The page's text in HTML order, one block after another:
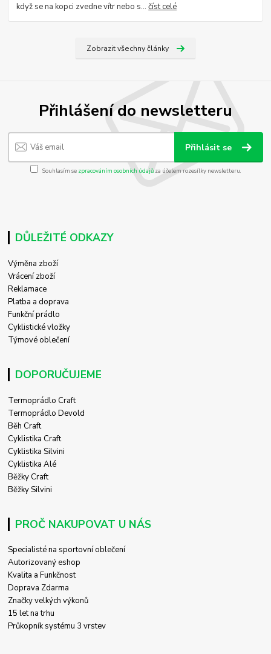
když se na kopci zvedne vítr nebo s...číst celé
Zobrazit všechny články
Přihlášení do newsletteru
Přihlásit se
Souhlasím se zpracováním osobních údajůza účelem rozesílky newsletteru.
DŮLEŽITÉ ODKAZY
Výměna zboží
Vrácení zboží
Reklamace
Platba a doprava
Funkční prádlo
Cyklistické vložky
Týmové oblečení
DOPORUČUJEME
Termoprádlo Craft
Termoprádlo Devold
Běh Craft
Cyklistika Craft
Cyklistika Silvini
Cyklistika Alé
Běžky Craft
Běžky Silvini
PROČ NAKUPOVAT U NÁS
Specialisté na sportovní oblečení
Autorizovaný eshop
Kvalita a Funkčnost
Doprava Zdarma
Značky velkých výkonů
15 let na trhu
Průkopník systému 3 vrstev